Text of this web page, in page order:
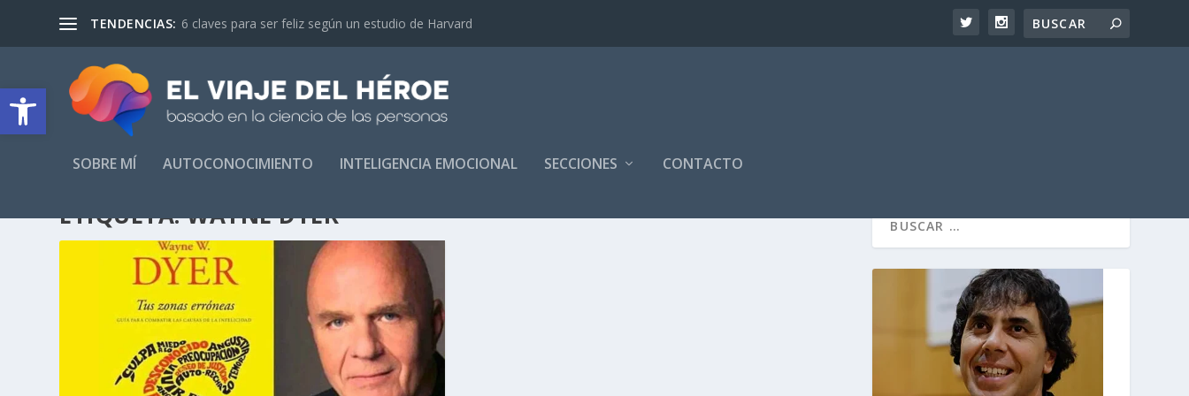
Abrir barra de herramientas
TENDENCIAS: 6 claves para ser feliz según un estudio de Harvard
SOBRE MÍ AUTOCONOCIMIENTO INTELIGENCIA EMOCIONAL SECCIONES CONTACTO
ETIQUETA:WAYNE DYER